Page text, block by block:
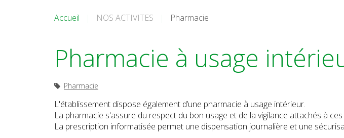
Accueil NOS ACTIVITES Pharmacie
Pharmacie à usage
Pharmacie
L'établissement dispose également d’une pharmacie à usage intérieur.
La pharmacie s'assure du respect du bon usage et de la vigilance attachés à
La prescription informatisée permet une dispensation journalière et une